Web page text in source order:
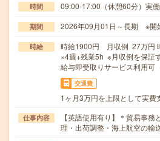
時間 09:00-17:00（休憩60分）実
期間 2026年09月01日～長期 ※開
時給
時給1900円 月収例 27万円
×4週+残業5h ※月収例を保証
給与即受取りサービス利用可
交通費
1ヶ月3万円を上限として実費
仕事内容
【英語使用有り】＊貿易事
理・出荷調整・海上航空の